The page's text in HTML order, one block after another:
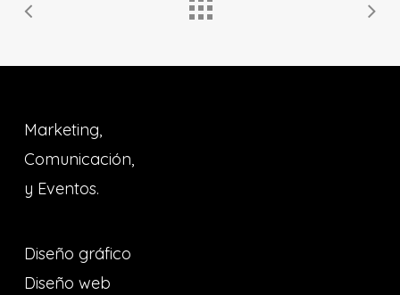
Marketing,
Comunicación,
y Eventos.
Diseño gráfico
Diseño web